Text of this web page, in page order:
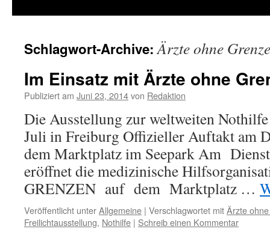
Schlagwort-Archive:Ärzte ohne
Im Einsatz mit Ärzte ohne
Publiziert am Juni 23, 2014von Redaktion
Die Ausstellung zur weltweiten
Juli in Freiburg Offizieller Auftakt am
dem Marktplatz im Seepark Am
eröffnet die medizinische
GRENZEN auf dem Marktplatz …
Veröffentlicht unterAllgemeine | Verschlagwortet mitÄrzte
Freilichtausstellung, Nothilfe | Schreib einen Kommentar